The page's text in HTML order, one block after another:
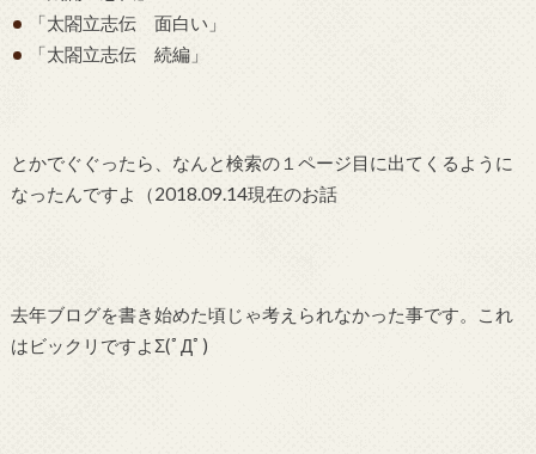
「太閤立志伝 面白い」
「太閤立志伝 続編」
とかでぐぐったら、なんと検索の１ページ目に出てくるように
なったんですよ（2018.09.14現在のお話
去年ブログを書き始めた頃じゃ考えられなかった事です。これ
はビックリですよΣ(ﾟДﾟ)